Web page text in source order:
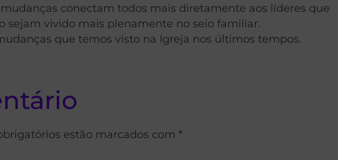
conectam todos mais diretamente aos líderes que
vivido mais plenamente no seio familiar.
que temos visto na Igreja nos últimos tempos.
estão marcados com *